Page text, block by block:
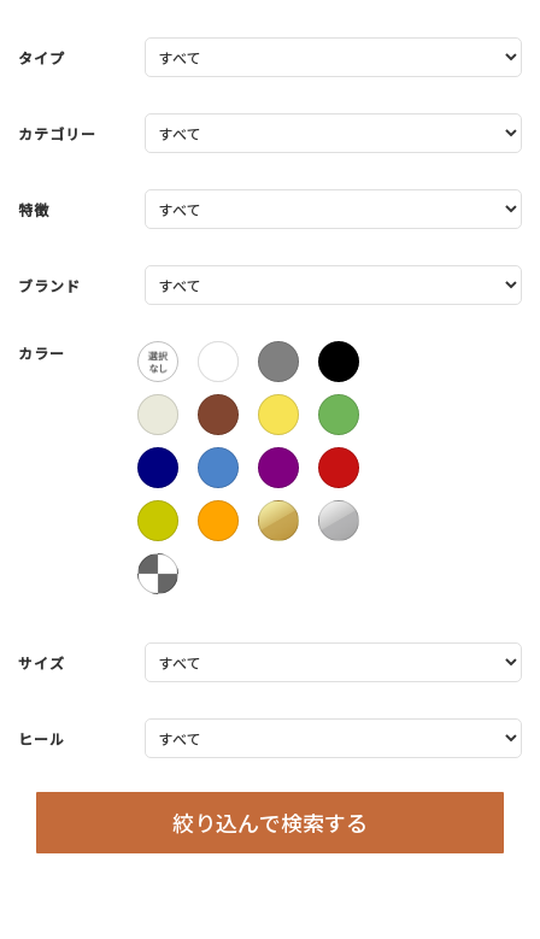
タイプ
カテゴリー
特徴
ブランド
カラー
サイズ
ヒール
絞り込んで検索する